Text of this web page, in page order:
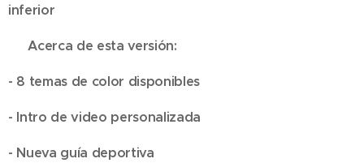
inferior
💢 Acerca de esta versión:
- 8 temas de color disponibles
- Intro de video personalizada
- Nueva guía deportiva